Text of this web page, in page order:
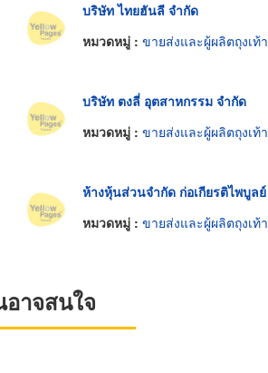
บริษัท ไทยฮันลี จำกัด
หมวดหมู่ : ขายส่งและผู้ผลิตถุงเท้า
บริษัท ตงลี่ อุตสาหกรรม จำกัด
หมวดหมู่ : ขายส่งและผู้ผลิตถุงเท้า
ห้างหุ้นส่วนจำกัด ก่อเกียรติไพบูลย์
หมวดหมู่ : ขายส่งและผู้ผลิตถุงเท้า
าจสนใจ